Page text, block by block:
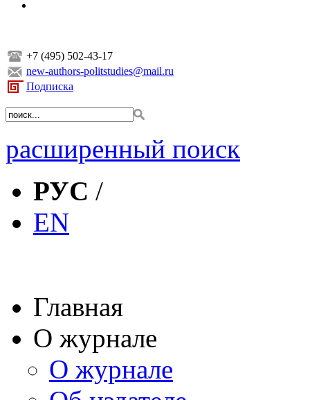
+7 (495) 502-43-17
new-authors-politstudies@mail.ru
Подписка
расширенный поиск
РУС /
EN
Главная
О журнале
О журнале